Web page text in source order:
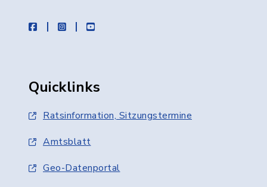
facebookinstagramyoutube
Quicklinks
Ratsinformation, Sitzungstermine
Amtsblatt
Geo-Datenportal